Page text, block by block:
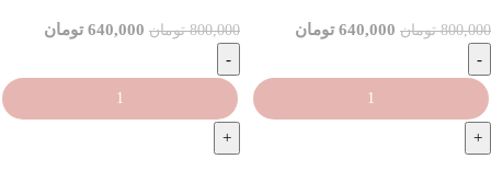
800,000 تومان 640,000 تومان 800,000 تومان 640,000 تومان